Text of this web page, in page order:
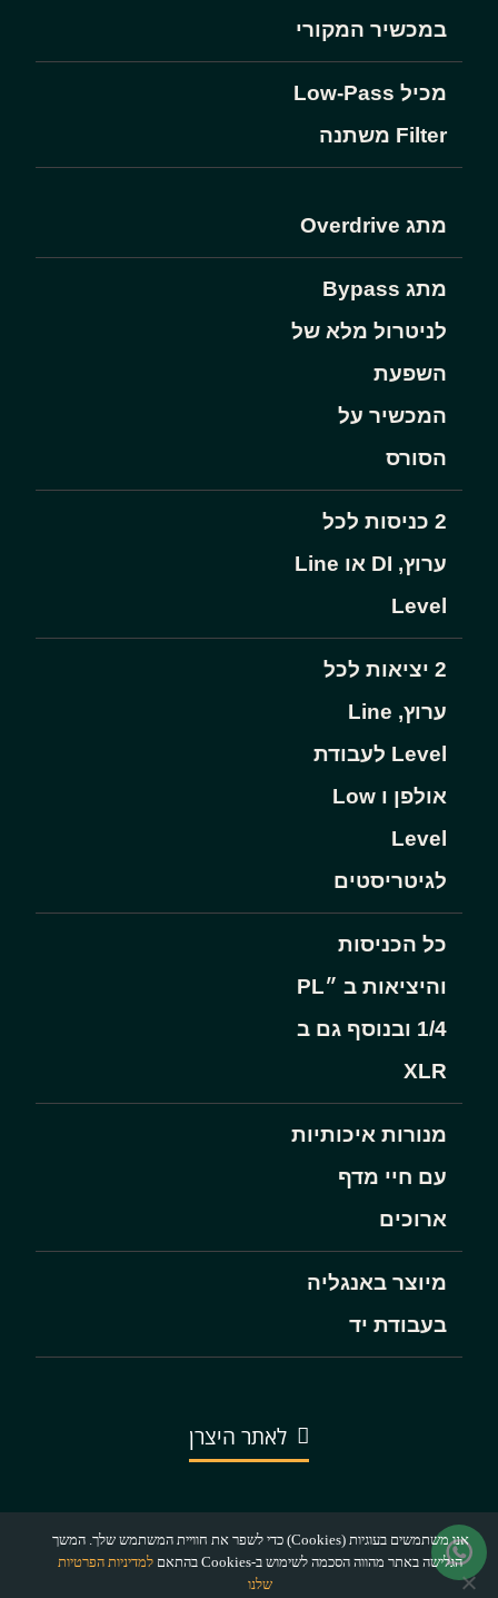
במכשיר המקורי
מכיל Low-Pass
Filter משתנה
מתג Overdrive
מתג Bypass
לניטרול מלא של
השפעת
המכשיר על
הסורס
2 כניסות לכל
ערוץ, DI או Line
Level
2 יציאות לכל
ערוץ, Line
Level לעבודת
אולפן ו Low
Level
לגיטריסטים
כל הכניסות
והיציאות ב ״PL
1/4 ובנוסף גם ב
XLR
מנורות איכותיות
עם חיי מדף
ארוכים
מיוצר באנגליה
בעבודת יד
לאתר היצרן
אנו משתמשים בעוגיות (Cookies) כדי לשפר את חוויית המשתמש שלך. המשך
הגלישה באתר מהווה הסכמה לשימוש ב-Cookies בהתאם
למדיניות הפרטיות
שלנו